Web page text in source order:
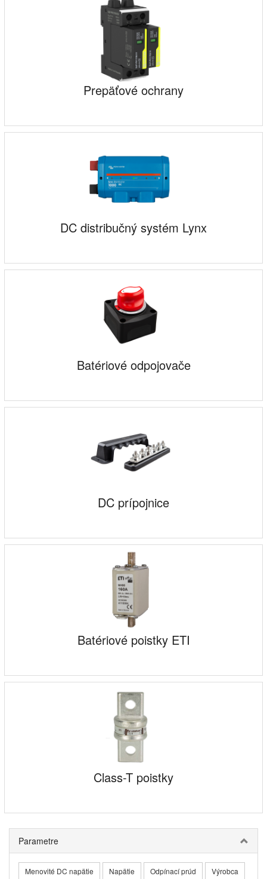
Prepäťové ochrany
DC distribučný systém Lynx
Batériové odpojovače
DC prípojnice
Batériové poistky ETI
Class-T poistky
Parametre
Menovité DC napätie Napätie Odpínací prúd Výrobca